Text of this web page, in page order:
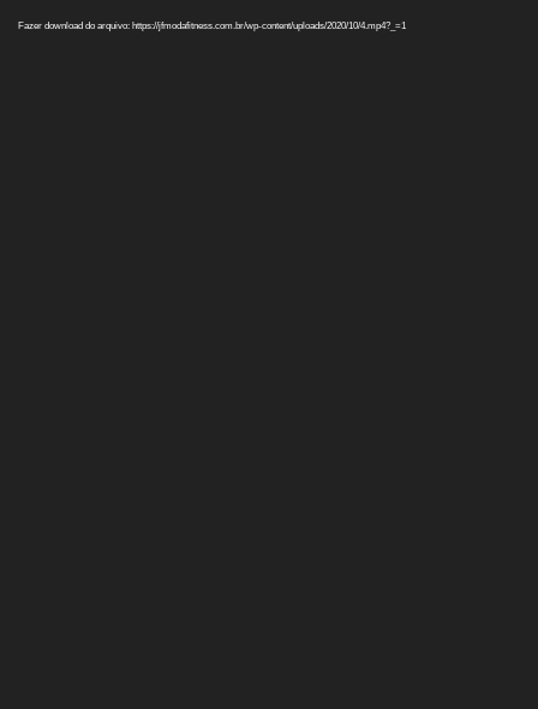
vídeo
Fazer download do arquivo: https://jfmodafitness.com.br/wp-content/uploads/2020/10/4.mp4?_=1